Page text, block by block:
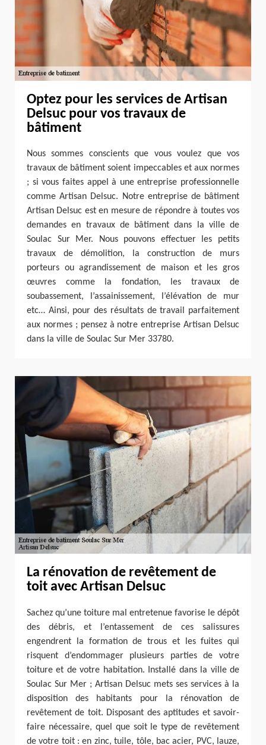
Optez pour les services de Artisan
Delsuc pour vos travaux de
bâtiment
Nous sommes conscients que vous voulez que vos
travaux de bâtiment soient impeccables et aux normes
; si vous faites appel à une entreprise professionnelle
comme Artisan Delsuc. Notre entreprise de bâtiment
Artisan Delsuc est en mesure de répondre à toutes vos
demandes en travaux de bâtiment dans la ville de
Soulac Sur Mer. Nous pouvons effectuer les petits
travaux de démolition, la construction de murs
porteurs ou agrandissement de maison et les gros
œuvres comme la fondation, les travaux de
soubassement, l’assainissement, l’élévation de mur
etc… Ainsi, pour des résultats de travail parfaitement
aux normes ; pensez à notre entreprise Artisan Delsuc
dans la ville de Soulac Sur Mer 33780.
La rénovation de revêtement de
toit avec Artisan Delsuc
Sachez qu’une toiture mal entretenue favorise le dépôt
des débris, et l’entassement de ces salissures
engendrent la formation de trous et les fuites qui
risquent d’endommager plusieurs parties de votre
toiture et de votre habitation. Installé dans la ville de
Soulac Sur Mer ; Artisan Delsuc mets ses services à la
disposition des habitants pour la rénovation de
revêtement de toit. Disposant des aptitudes et savoir-
faire nécessaire, quel que soit le type de revêtement
de votre toit : en zinc, tuile, tôle, bac acier, PVC, lauze,